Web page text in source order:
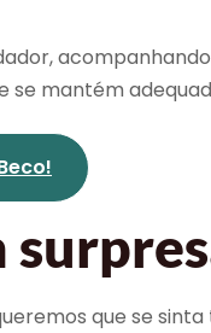
mantém
que se